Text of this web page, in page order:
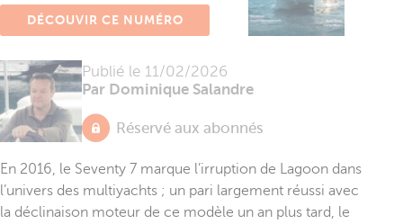
Publié le 11/02/2026
Par Dominique Salandre
Réservé aux abonnés
DÉCOUVIR CE NUMÉRO
En 2016, le Seventy 7 marque l’irruption de Lagoon dans
l’univers des multiyachts ; un pari largement réussi avec
la déclinaison moteur de ce modèle un an plus tard, le